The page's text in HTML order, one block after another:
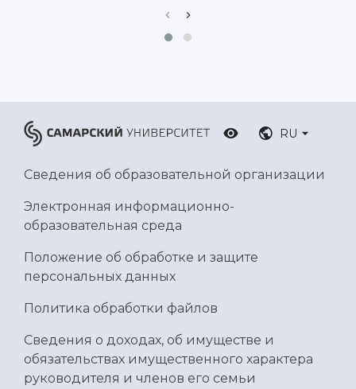
RU
Сведения об образовательной организации
Электронная информационно-
образовательная среда
Положение об обработке и защите
персональных данных
Политика обработки файлов
Сведения о доходах, об имуществе и
обязательствах имущественного характера
руководителя и членов его семьи